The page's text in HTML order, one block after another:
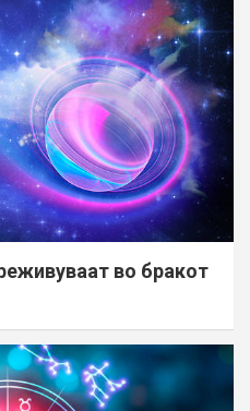
во бракот